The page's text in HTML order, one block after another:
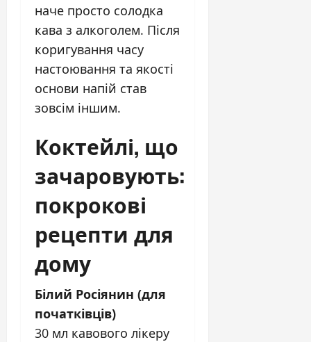
наче просто солодка
кава з алкоголем. Після
коригування часу
настоювання та якості
основи напій став
зовсім іншим.
Коктейлі, що
зачаровують:
покрокові
рецепти для
дому
Білий Росіянин (для
початківців)
30 мл кавового лікеру